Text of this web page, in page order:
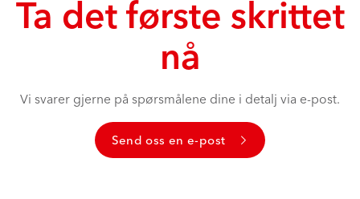
Ta det første skrittet
nå
Vi svarer gjerne på spørsmålene dine i detalj via e-post.
Send oss en e-post